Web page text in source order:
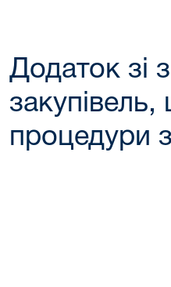
Додаток зі
процедури